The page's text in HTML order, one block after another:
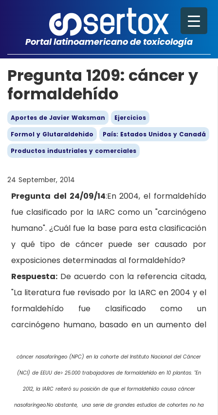
Portal latinoamericano de toxicología
Pregunta 1209: cáncer y
formaldehído
Aportes de Javier Waksman
Ejercicios
Formol y Glutaraldehido
País: Estados Unidos y Canadá
Productos industriales y comerciales
24 September, 2014
Pregunta del 24/09/14:En 2004, el formaldehído
fue clasificado por la IARC como un "carcinógeno
humano". ¿Cuál fue la base para esta clasificación
y qué tipo de cáncer puede ser causado por
exposiciones determinadas al formaldehído?
Respuesta: De acuerdo con la referencia citada,
"La literatura fue revisado por la IARC en 2004 y el
formaldehído fue clasificado como un
carcinógeno humano, basado en un aumento del
cáncer nasofaríngeo (NPC) en la cohorte del Instituto Nacional del Cáncer
(NCI) de EEUU de> 25.000 trabajadores de formaldehído en 10 plantas. "En
2012, la IARC reiteró su posición de que el formaldehído causa cáncer
nasofaríngeo.No obstante, una serie de grandes estudios de cohortes no ha